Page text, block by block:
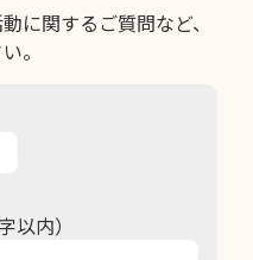
に関するご質問など、
。
以内）